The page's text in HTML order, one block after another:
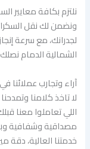
نلتزم بكافة معايير
ونضمن لك نقل
لجدرانك، مع سرعة
الشمالية الدمام
آراء وتجارب عملائنا
لا تاخذ كلامنا
اللي تعاملوا
مصداقية وشفافية
خدمتنا العالية، دقة